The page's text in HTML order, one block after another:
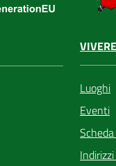
Luoghi
Eventi